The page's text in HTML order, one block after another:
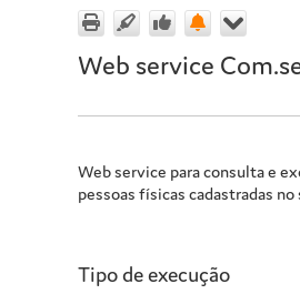
Web service
Web service para consulta e
pessoas físicas cadastradas
Tipo de execução